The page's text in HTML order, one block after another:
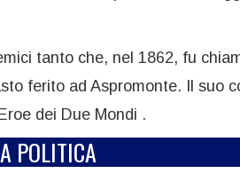
tanto che, nel 1862, fu
ferito ad Aspromonte. Il suo
dei Due Mondi .
POLITICA